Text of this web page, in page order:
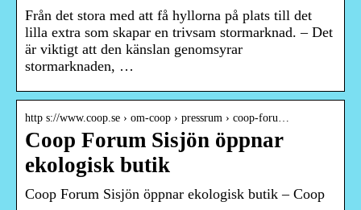
Från det stora med att få hyllorna på plats till det
lilla extra som skapar en trivsam stormarknad. – Det
är viktigt att den känslan genomsyrar
stormarknaden, …
http s://www.coop.se › om-coop › pressrum › coop-foru…
Coop Forum Sisjön öppnar
ekologisk butik
Coop Forum Sisjön öppnar ekologisk butik – Coop